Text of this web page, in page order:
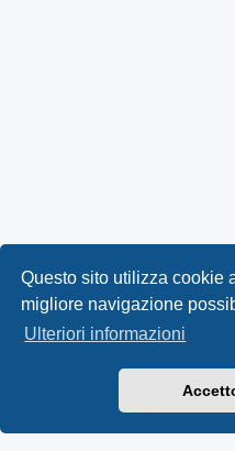
Questo sito utilizza cookie
migliore navigazione
Ulteriori informazioni